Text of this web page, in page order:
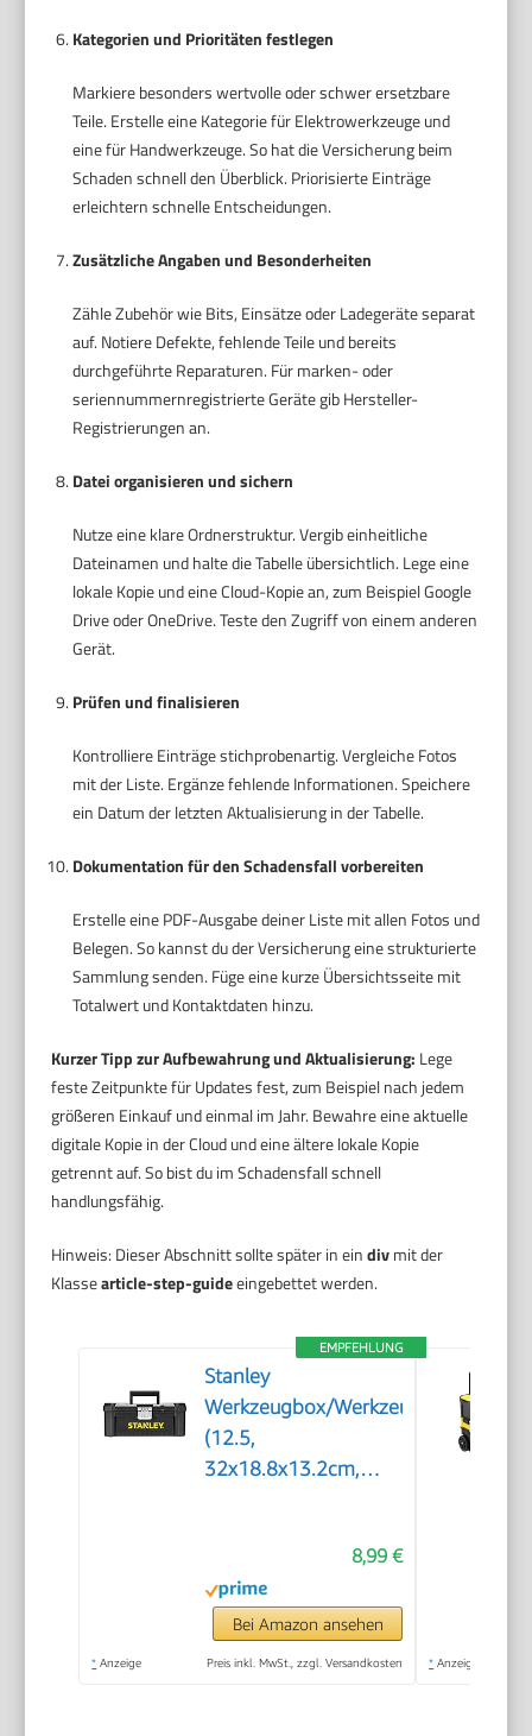
Kategorien und Prioritäten festlegen
Markiere besonders wertvolle oder schwer ersetzbare
Teile. Erstelle eine Kategorie für Elektrowerkzeuge und
eine für Handwerkzeuge. So hat die Versicherung beim
Schaden schnell den Überblick. Priorisierte Einträge
erleichtern schnelle Entscheidungen.
Zusätzliche Angaben und Besonderheiten
Zähle Zubehör wie Bits, Einsätze oder Ladegeräte separat
auf. Notiere Defekte, fehlende Teile und bereits
durchgeführte Reparaturen. Für marken- oder
seriennummernregistrierte Geräte gib Hersteller-
Registrierungen an.
Datei organisieren und sichern
Nutze eine klare Ordnerstruktur. Vergib einheitliche
Dateinamen und halte die Tabelle übersichtlich. Lege eine
lokale Kopie und eine Cloud-Kopie an, zum Beispiel Google
Drive oder OneDrive. Teste den Zugriff von einem anderen
Gerät.
Prüfen und finalisieren
Kontrolliere Einträge stichprobenartig. Vergleiche Fotos
mit der Liste. Ergänze fehlende Informationen. Speichere
ein Datum der letzten Aktualisierung in der Tabelle.
Dokumentation für den Schadensfall vorbereiten
Erstelle eine PDF-Ausgabe deiner Liste mit allen Fotos und
Belegen. So kannst du der Versicherung eine strukturierte
Sammlung senden. Füge eine kurze Übersichtsseite mit
Totalwert und Kontaktdaten hinzu.
Kurzer Tipp zur Aufbewahrung und Aktualisierung: Lege
feste Zeitpunkte für Updates fest, zum Beispiel nach jedem
größeren Einkauf und einmal im Jahr. Bewahre eine aktuelle
digitale Kopie in der Cloud und eine ältere lokale Kopie
getrennt auf. So bist du im Schadensfall schnell
handlungsfähig.
Hinweis: Dieser Abschnitt sollte später in eindivmit der
Klassearticle-step-guideeingebettet werden.
EMPFEHLUNG
Stanley
Werkzeugbox/Werkzeugkoffer
(12.5,
32x18.8x13.2cm,
Kleinteile und
Zubehör,
entnehmbare Trage)
8,99 €
Bei Amazon ansehen
* Anzeige Preis inkl. MwSt., zzgl. Versandkosten * Anzeige